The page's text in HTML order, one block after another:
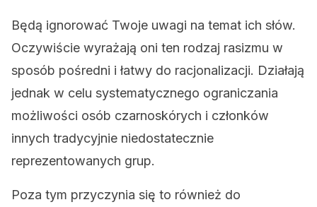
Będą ignorować Twoje uwagi na temat ich słów.
Oczywiście wyrażają oni ten rodzaj rasizmu w
sposób pośredni i łatwy do racjonalizacji. Działają
jednak w celu systematycznego ograniczania
możliwości osób czarnoskórych i członków
innych tradycyjnie niedostatecznie
reprezentowanych grup.
Poza tym przyczynia się to również do